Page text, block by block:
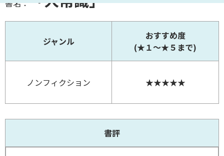
コンサルティング事業部分室
リニューアル課
新百合ヶ丘店
横浜営業所
港北ニュータウン店
関連リンク
書名：
ジャンル
おすすめ度
(★１～★５まで)
ノンフィクション ★★★★★
書評